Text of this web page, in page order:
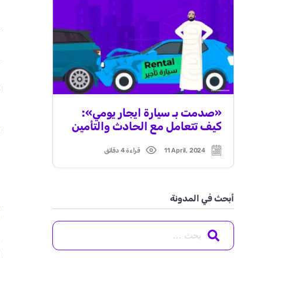
«صدمت بـ سيارة ايجار يومي»:
كيف تتعامل مع الحادث والتأمين
Post
11 April, 2024
Read
قراءة 4 دقائق
أبحث في المدونة
Search